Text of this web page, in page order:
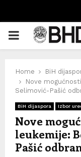
PRIMARY
Home
BiH
Nove
Selimović-Pašić
BiH dijaspora Izbor
Nove
leukemije:
Pašić